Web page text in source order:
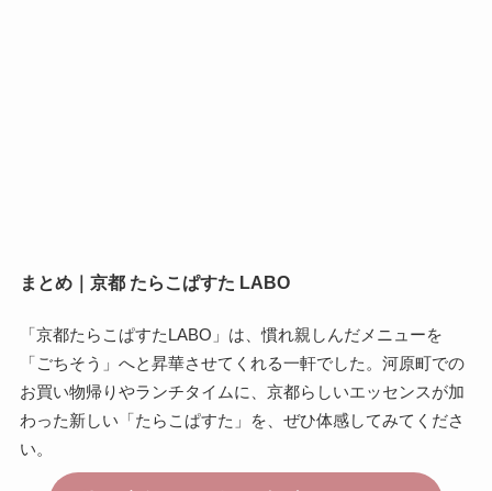
まとめ｜京都 たらこぱすた LABO
「京都たらこぱすたLABO」は、慣れ親しんだメニューを
「ごちそう」へと昇華させてくれる一軒でした。河原町での
お買い物帰りやランチタイムに、京都らしいエッセンスが加
わった新しい「たらこぱすた」を、ぜひ体感してみてくださ
い。